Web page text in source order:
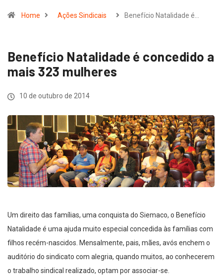
Home Ações Sindicais Benefício Natalidade é…
Benefício Natalidade é concedido a
mais 323 mulheres
10 de outubro de 2014
Um direito das famílias, uma conquista do Siemaco, o Benefício
Natalidade é uma ajuda muito especial concedida às famílias com
filhos recém-nascidos. Mensalmente, pais, mães, avós enchem o
auditório do sindicato com alegria, quando muitos, ao conhecerem
o trabalho sindical realizado, optam por associar-se.